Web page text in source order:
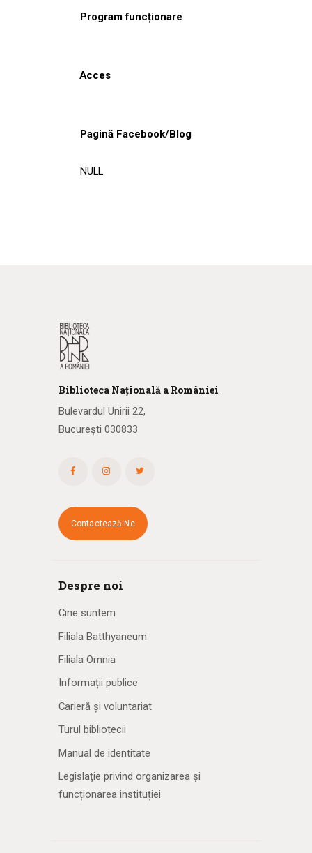
Program funcționare
Acces
Pagină Facebook/Blog
NULL
Biblioteca Națională a României
Bulevardul Unirii 22,
București 030833
Contactează-Ne
Despre noi
Cine suntem
Filiala Batthyaneum
Filiala Omnia
Informații publice
Carieră și voluntariat
Turul bibliotecii
Manual de identitate
Legislație privind organizarea și
funcționarea instituției